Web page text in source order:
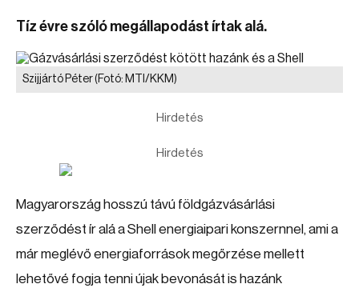
Tíz évre szóló megállapodást írtak alá.
Szijjártó Péter(Fotó: MTI/KKM)
Hirdetés
Hirdetés
Magyarország hosszú távú földgázvásárlási
szerződést ír alá a Shell energiaipari konszernnel, ami a
már meglévő energiaforrások megőrzése mellett
lehetővé fogja tenni újak bevonását is hazánk